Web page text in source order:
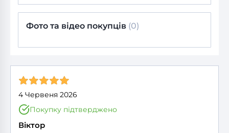
Фото та відео покупців (0)
4 Червеня 2026
Покупку підтверджено
Віктор